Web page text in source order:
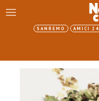
SANREMO AMICI 24